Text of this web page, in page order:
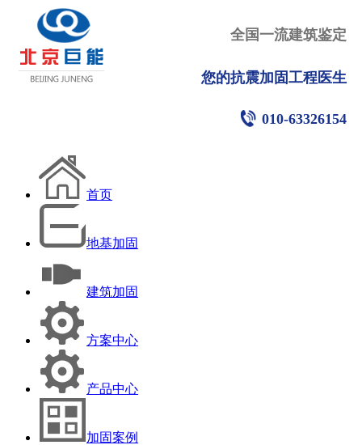
全国一流建筑鉴定
您的抗震加固工程医生
010-63326154
首页
地基加固
建筑加固
方案中心
产品中心
加固案例